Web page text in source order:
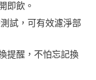
即飲。
試，可有效濾淨部
提醒，不怕忘記換